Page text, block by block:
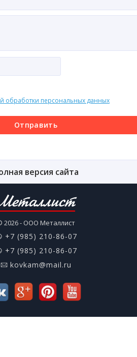
обработки персональных данных
Отправить
версия сайта
2026 - ООО Металлист
+7 (985) 210-86-07
+7 (985) 210-86-07
kovkam@mail.ru